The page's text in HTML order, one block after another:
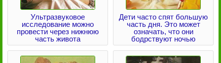
Ультразвуковое
исследование можно
провести через нижнюю
часть живота
Дети часто спят большую
часть дня. Это может
означать, что они
бодрствуют ночью